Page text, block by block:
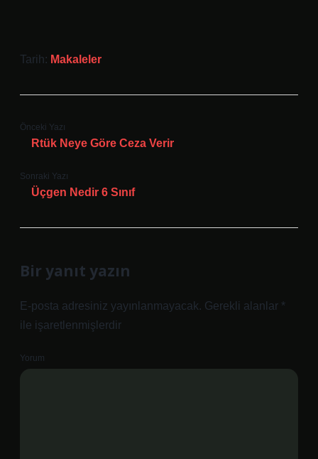
Tarih: Makaleler
Önceki Yazı
Rtük Neye Göre Ceza Verir
Sonraki Yazı
Üçgen Nedir 6 Sınıf
Bir yanıt yazın
E-posta adresiniz yayınlanmayacak. Gerekli alanlar *
ile işaretlenmişlerdir
Yorum